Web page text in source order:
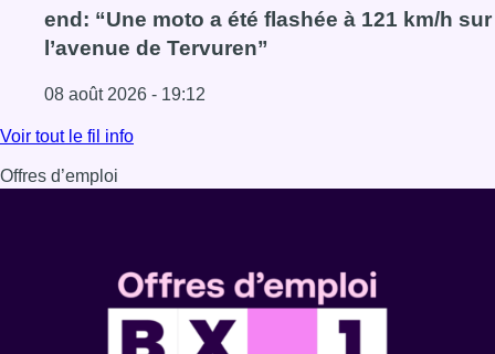
end: “Une moto a été flashée à 121 km/h sur
l’avenue de Tervuren”
08 août 2026 - 19:12
Lire l'article Marathon de contrôles de vitesse ce week-
Voir tout le fil info
Offres d’emploi